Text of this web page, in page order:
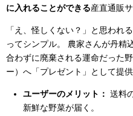
に入れることができる産直通販
「え、怪しくない？」と思われ
ってシンプル。 農家さんが丹精
合わずに廃棄される運命だった
ー）へ「プレゼント」として提
ユーザーのメリット： 送料
新鮮な野菜が届く。